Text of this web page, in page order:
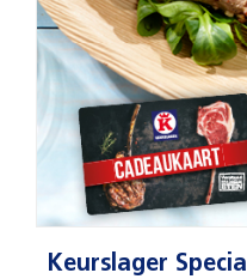
Keurslager Special